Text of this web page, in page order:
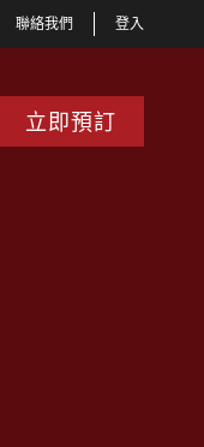
聯絡我們 登入
立即預訂